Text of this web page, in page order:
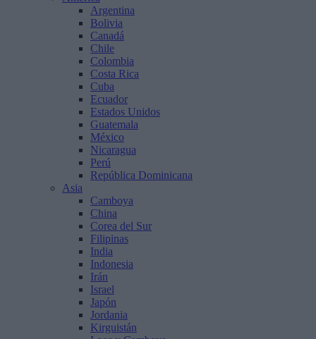
Argentina
Bolivia
Canadá
Chile
Colombia
Costa Rica
Cuba
Ecuador
Estados Unidos
Guatemala
México
Nicaragua
Perú
República Dominicana
Asia
Camboya
China
Corea del Sur
Filipinas
India
Indonesia
Irán
Israel
Japón
Jordania
Kirguistán